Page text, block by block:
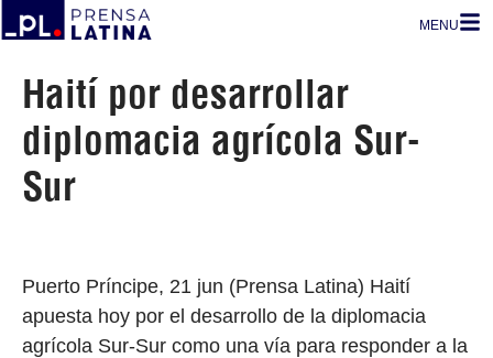
MENU
Haití por desarrollar
diplomacia agrícola Sur-
Sur
Puerto Príncipe, 21 jun (Prensa Latina) Haití
apuesta hoy por el desarrollo de la diplomacia
agrícola Sur-Sur como una vía para responder a la